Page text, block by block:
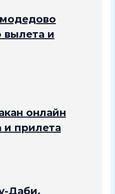
вылета и
онлайн
и прилета
Даби.